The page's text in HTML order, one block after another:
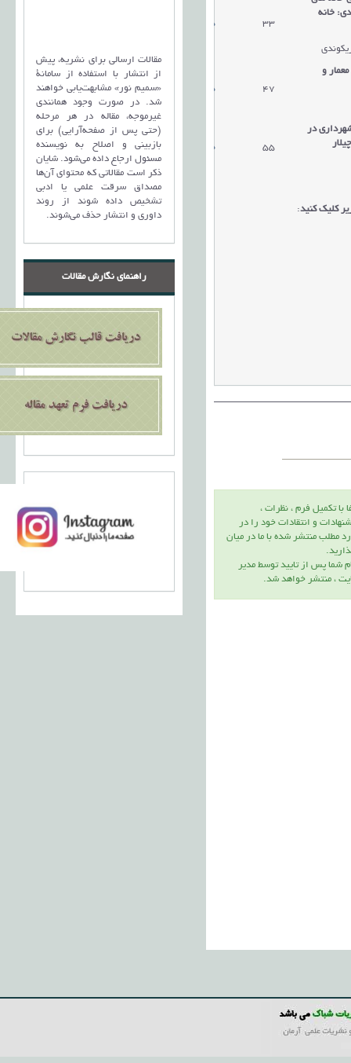
خانه
33
دریافت مقاله
و
47
دریافت مقاله
در
55 دریافت مقاله
کلیک کنید:
با تكميل فرم ، نظرات ،
و انتقادات خود را در
مطلب منتشر شده با ما در ميان
شما پس از تاييد توسط مدير
، منتشر خواهد شد.
مقالات ارسالی برای نشریه، پیش
از انتشار با استفاده از سامانۀ
«سمیم نور» مشابهت‌یابی خواهند
شد. در صورت وجود همانندی
غیرموجه، مقاله در هر مرحله
(حتی پس از صفحه‌آرایی) برای
بازبینی و اصلاح به نویسنده
مسئول ارجاع داده می‌شود. شایان
ذکر است مقالاتی که محتوای آن‌ها
مصداق سرقت علمی یا ادبی
تشخیص داده شوند از روند
داوری و انتشار حذف می‌شوند.
راهنمای نگارش مقالات